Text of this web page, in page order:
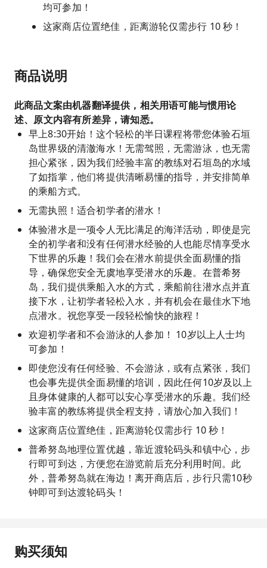
均可参加！
这家商店位置绝佳，距离游轮仅需步行 10 秒！
商品说明
此商品文案由机器翻译提供，相关用语可能与惯用论
述、原文内容有所差异，请知悉。
早上8:30开始！这个轻松的半日课程将带您体验石垣
岛世界级的清澈海水！无需驾照，无需游泳，也无需
担心紧张，因为我们经验丰富的教练对石垣岛的水域
了如指掌，他们将提供清晰易懂的指导，并安排简单
的乘船方式。
无需执照！适合初学者的潜水！
体验潜水是一项令人无比满足的海洋活动，即使是完
全的初学者和没有任何潜水经验的人也能尽情享受水
下世界的乐趣！我们会在潜水前提供全面易懂的指
导，确保您安全无虞地享受潜水的乐趣。在普希努
岛，我们提供乘船入水的方式，乘船前往潜水点并直
接下水，让初学者轻松入水，并有机会在最佳水下地
点潜水。祝您享受一段轻松愉快的旅程！
欢迎初学者和不会游泳的人参加！ 10岁以上人士均
可参加！
即使您没有任何经验、不会游泳，或有点紧张，我们
也会事先提供全面易懂的培训，因此任何10岁及以上
且身体健康的人都可以安心享受潜水的乐趣。我们经
验丰富的教练将提供全程支持，请放心加入我们！
这家商店位置绝佳，距离游轮仅需步行 10 秒！
普希努岛地理位置优越，靠近渡轮码头和镇中心，步
行即可到达，方便您在游览前后充分利用时间。此
外，普希努岛就在海边！离开商店后，步行只需10秒
钟即可到达渡轮码头！
购买须知